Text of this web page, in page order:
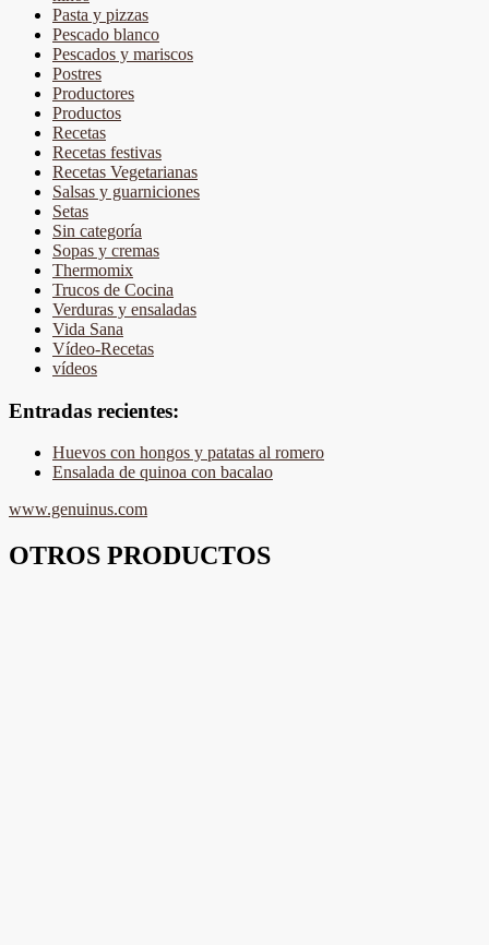
Pasta y pizzas
Pescado blanco
Pescados y mariscos
Postres
Productores
Productos
Recetas
Recetas festivas
Recetas Vegetarianas
Salsas y guarniciones
Setas
Sin categoría
Sopas y cremas
Thermomix
Trucos de Cocina
Verduras y ensaladas
Vida Sana
Vídeo-Recetas
vídeos
Entradas recientes:
Huevos con hongos y patatas al romero
Ensalada de quinoa con bacalao
www.genuinus.com
OTROS PRODUCTOS